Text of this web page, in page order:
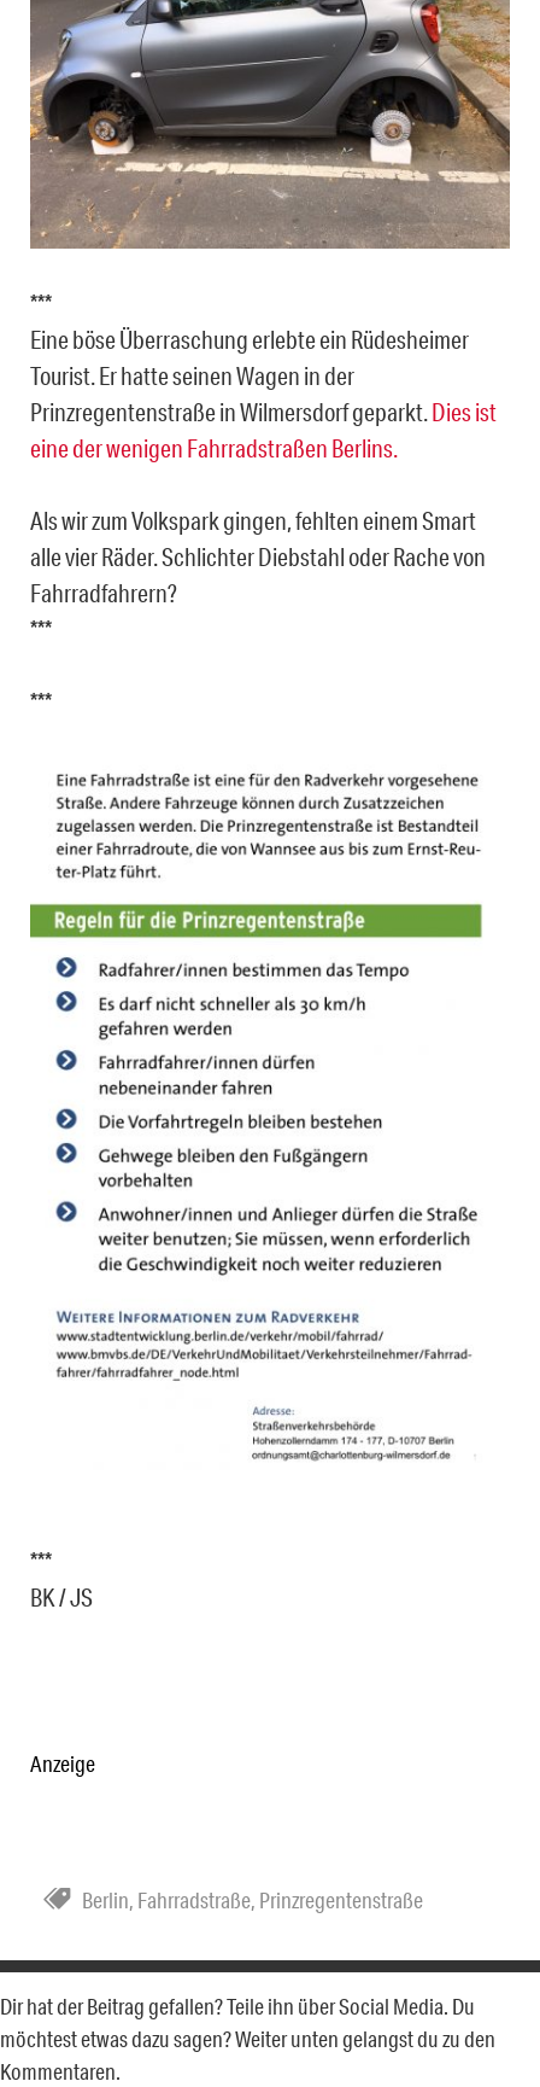
***
Eine böse Überraschung erlebte ein Rüdesheimer
Tourist. Er hatte seinen Wagen in der
Prinzregentenstraße in Wilmersdorf geparkt.Dies ist
eine der wenigen Fahrradstraßen Berlins.
Als wir zum Volkspark gingen, fehlten einem Smart
alle vier Räder. Schlichter Diebstahl oder Rache von
Fahrradfahrern?
***
***
***
BK / JS
Anzeige
Berlin, Fahrradstraße, Prinzregentenstraße
Dir hat der Beitrag gefallen? Teile ihn über Social Media. Du
möchtest etwas dazu sagen? Weiter unten gelangst du zu den
Kommentaren.